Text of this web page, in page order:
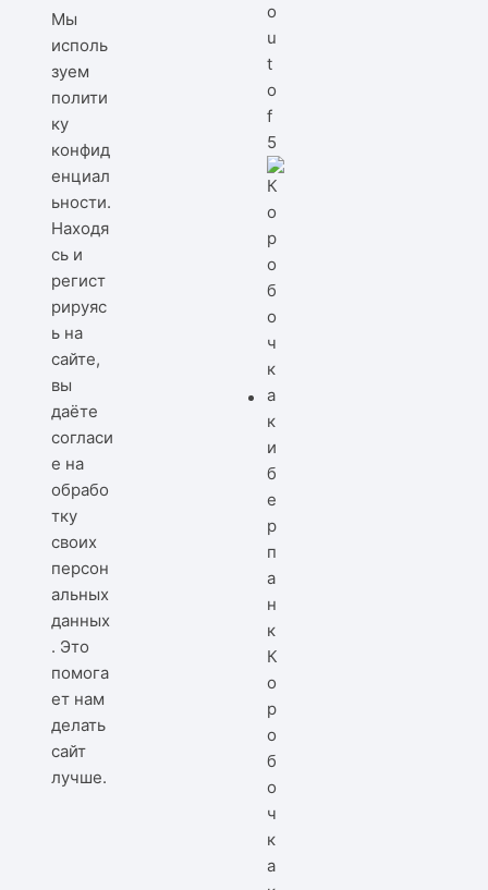
Мы
исполь
зуем
полити
ку
конфид
енциал
ьности.
Находя
сь и
регист
рируяс
ь на
сайте,
вы
даёте
согласи
е на
обрабо
тку
своих
персон
альных
данных
. Это
помога
ет нам
делать
сайт
лучше.
o
u
t
o
f
5
К
о
р
о
б
о
ч
к
а